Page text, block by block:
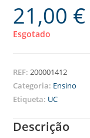
21,00 €
Esgotado
REF:200001412
Categoria: Ensino
Etiqueta: UC
Descrição